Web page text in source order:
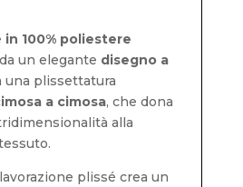
in 100% poliestere
un elegante disegno a
una plissettatura
a cimosa, che dona
alla
plissé crea un